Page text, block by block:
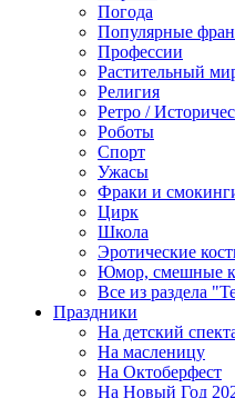
Погода
Популярные
Профессии
Растительный
Религия
Ретро /
Роботы
Спорт
Ужасы
Фраки и
Цирк
Школа
Эротические
Юмор, смешные
Все из раздела
Праздники
На детский
На масленицу
На Октоберфест
На Новый Год